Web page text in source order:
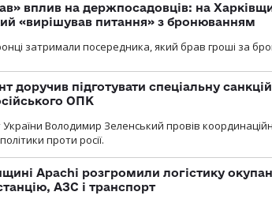
вплив на держпосадовців: на
«вирішував питання» з бронюванням
затримали посередника, який брав гроші за
доручив підготувати спеціальну
ОПК
Володимир Зеленський провів
проти росії.
Apachi розгромили логістику
АЗС і транспорт